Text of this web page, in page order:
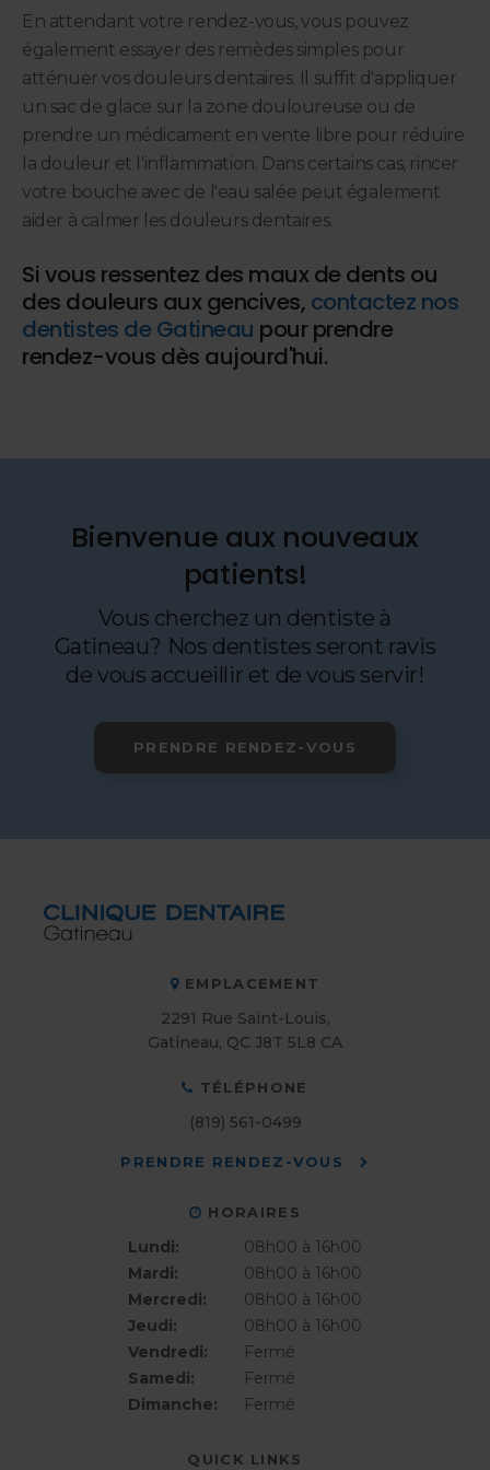
En attendant votre rendez-vous, vous pouvez
également essayer des remèdes simples pour
atténuer vos douleurs dentaires. Il suffit d'appliquer
un sac de glace sur la zone douloureuse ou de
prendre un médicament en vente libre pour réduire
la douleur et l'inflammation. Dans certains cas, rincer
votre bouche avec de l'eau salée peut également
aider à calmer les douleurs dentaires.
Si vous ressentez des maux de dents ou
des douleurs aux gencives, contactez nos
dentistes de Gatineau pour prendre
rendez-vous dès aujourd'hui.
Bienvenue aux nouveaux
patients!
Vous cherchez un dentiste à
Gatineau? Nos dentistes seront ravis
de vous accueillir et de vous servir!
PRENDRE RENDEZ-VOUS
EMPLACEMENT
2291 Rue Saint-Louis
Gatineau QC J8T 5L8 CA
TÉLÉPHONE
(819) 561-0499
PRENDRE RENDEZ-VOUS
HORAIRES
Lundi:
08h00 à 16h00
Mardi:
08h00 à 16h00
Mercredi:
08h00 à 16h00
Jeudi:
08h00 à 16h00
Vendredi:
Fermé
Samedi:
Fermé
Dimanche:
Fermé
QUICK LINKS